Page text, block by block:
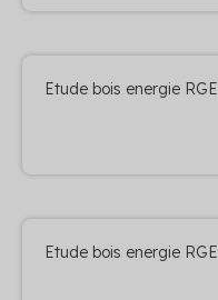
Etude bois energie
Etude bois energie